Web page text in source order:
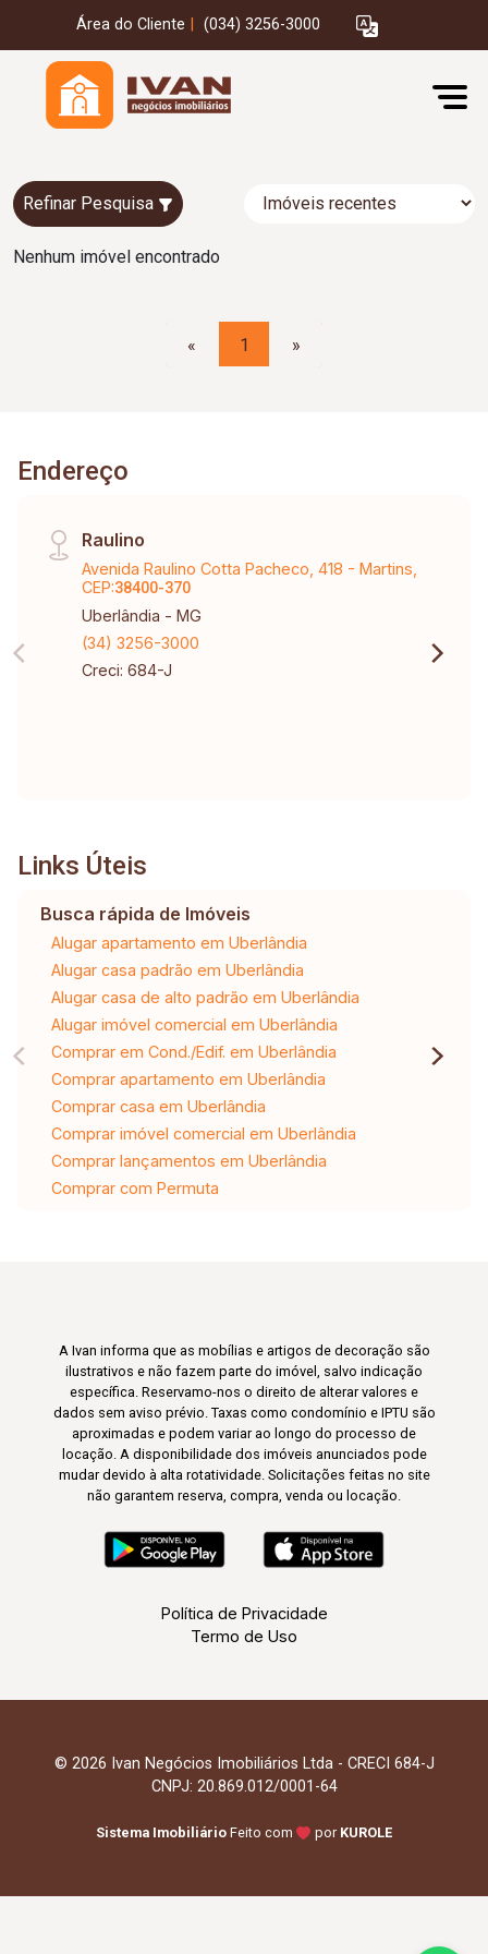
Área do Cliente (034) 3256-3000
Refinar Pesquisa
Nenhum imóvel encontrado
« 1 »
Endereço
Raulino
Avenida Raulino Cotta Pacheco, 418 - Martins,
CEP:38400-370
Uberlândia - MG
(34) 3256-3000
Creci: 684-J
Links Úteis
Busca rápida de Imóveis
Alugar apartamento em Uberlândia
Alugar casa padrão em Uberlândia
Alugar casa de alto padrão em Uberlândia
Alugar imóvel comercial em Uberlândia
Comprar em Cond./Edif. em Uberlândia
Comprar apartamento em Uberlândia
Comprar casa em Uberlândia
Comprar imóvel comercial em Uberlândia
Comprar lançamentos em Uberlândia
Comprar com Permuta
A Ivan informa que as mobílias e artigos de decoração são
ilustrativos e não fazem parte do imóvel, salvo indicação
específica. Reservamo-nos o direito de alterar valores e
dados sem aviso prévio. Taxas como condomínio e IPTU são
aproximadas e podem variar ao longo do processo de
locação. A disponibilidade dos imóveis anunciados pode
mudar devido à alta rotatividade. Solicitações feitas no site
não garantem reserva, compra, venda ou locação.
Política de Privacidade
Termo de Uso
© 2026 Ivan Negócios Imobiliários Ltda - CRECI 684-J
CNPJ: 20.869.012/0001-64
Sistema Imobiliário Feito com por KUROLE